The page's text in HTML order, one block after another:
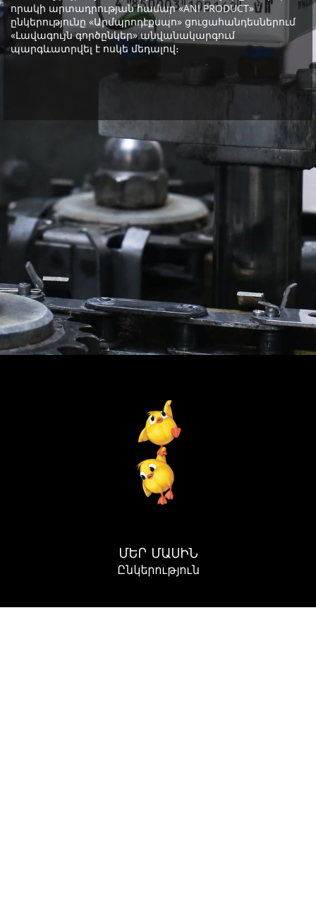
որակի արտադրության համար «ANI PRODUCT»
ընկերությունը «Արմպրոդէքսպո» ցուցահանդեսներում
«Լավագույն գործընկեր» անվանակարգում
պարգևատրվել է ոսկե մեդալով։
ՄԵՐ ՄԱՍԻՆ
Ընկերություն